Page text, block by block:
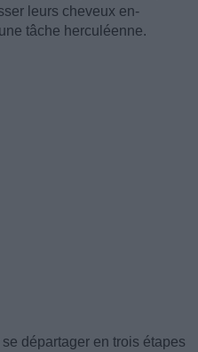
leurs cheveux en-
tâche herculéenne.
départager en trois étapes